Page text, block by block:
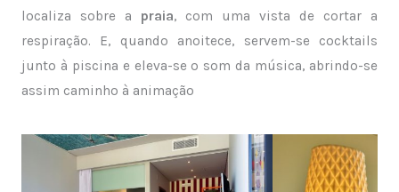
localiza sobre a praia, com uma vista de cortar a
respiração. E, quando anoitece, servem-se cocktails
junto à piscina e eleva-se o som da música, abrindo-se
assim caminho à animação